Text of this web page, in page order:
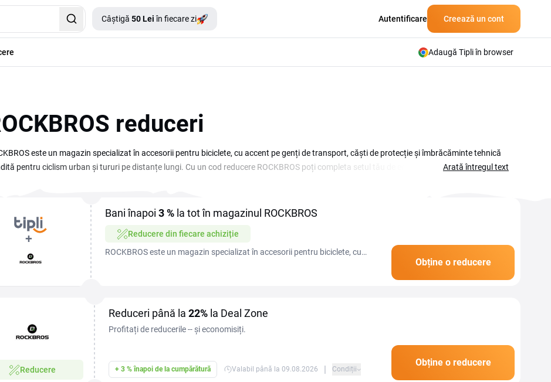
Câștigă 50 Lei în fiecare zi Autentificare Creează un cont
Adaugă Tipli în browser
reduceri
este un magazin specializat în accesorii pentru biciclete, cu accent pe genți de transport, căști de protecție și îmbrăcăminte tehnică
pentru ciclism urban și tururi pe distanțe lungi. Cu un cod reducere ROCKBROS poți completa setul tău de echipament cycling la un preț
de sezon, când magazinul face loc noilor colecții, o perioadă bună pentru reînnoirea echipamentului la prețuri mai mici.
Arată întregul text
Bani înapoi 3 % la tot în magazinul ROCKBROS
Reducere din fiecare achiziție
ROCKBROS este un magazin specializat în accesorii pentru biciclete, cu
Obține o reducere
Reducere
Reduceri până la 22% la Deal Zone
Profitați de reducerile -- și economisiți.
+ 3 % înapoi de la cumpărătură Valabil până la 09.08.2026 | Condiții
Obține o reducere